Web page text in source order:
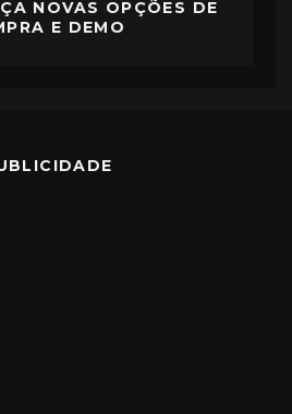
NOVAS OPÇÕES DE
E DEMO